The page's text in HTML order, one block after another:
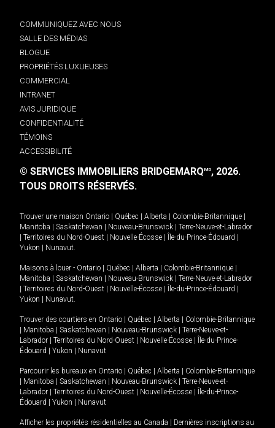
COMMUNIQUEZ AVEC NOUS
SALLE DES MÉDIAS
BLOGUE
PROPRIÉTÉS LUXUEUSES
COMMERCIAL
INTRANET
AVIS JURIDIQUE
CONFIDENTIALITÉ
TÉMOINS
ACCESSIBILITÉ
© SERVICES IMMOBILIERS BRIDGEMARQMD, 2026.
TOUS DROITS RÉSERVÉS.
Trouver une maison Ontario Québec Alberta Colombie-Britannique
Manitoba
Saskatchewan Nouveau-Brunswick
Terre-Neuve-et-Labrador
Territoires du Nord-Ouest Nouvelle-Écosse Île-du-Prince-Édouard
Yukon
Nunavut.
Maisons à louer - Ontario Québec Alberta Colombie-Britannique
Manitoba
Saskatchewan Nouveau-Brunswick
Terre-Neuve-et-Labrador
Territoires du Nord-Ouest Nouvelle-Écosse Île-du-Prince-Édouard
Yukon
Nunavut.
Trouver des courtiers en Ontario Québec Alberta
Colombie-Britannique
Manitoba Saskatchewan Nouveau-Brunswick
Terre-Neuve-et-
Labrador
Territoires du Nord-Ouest Nouvelle-Écosse
Île-du-Prince-
Édouard
Yukon Nunavut
Parcourir les bureaux en Ontario Québec Alberta
Colombie-Britannique
Manitoba Saskatchewan Nouveau-Brunswick
Terre-Neuve-et-
Labrador
Territoires du Nord-Ouest Nouvelle-Écosse
Île-du-Prince-
Édouard
Yukon Nunavut
Afficher les propriétés résidentielles au Canada
Dernières inscriptions au